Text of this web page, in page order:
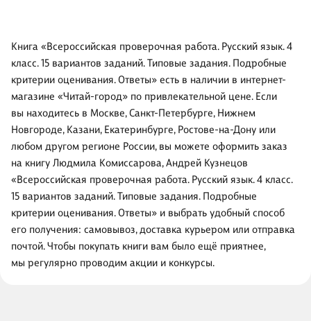
Книга «Всероссийская проверочная работа. Русский язык. 4
класс. 15 вариантов заданий. Типовые задания. Подробные
критерии оценивания. Ответы» есть в наличии в интернет-
магазине «Читай-город» по привлекательной цене. Если
вы находитесь в Москве, Санкт-Петербурге, Нижнем
Новгороде, Казани, Екатеринбурге, Ростове-на-Дону или
любом другом регионе России, вы можете оформить заказ
на книгу Людмила Комиссарова, Андрей Кузнецов
«Всероссийская проверочная работа. Русский язык. 4 класс.
15 вариантов заданий. Типовые задания. Подробные
критерии оценивания. Ответы» и выбрать удобный способ
его получения: самовывоз, доставка курьером или отправка
почтой. Чтобы покупать книги вам было ещё приятнее,
мы регулярно проводим акции и конкурсы.